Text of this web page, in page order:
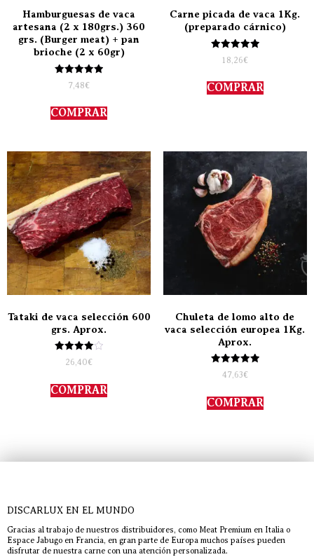
Hamburguesas de vaca
artesana (2 x 180grs.) 360
grs. (Burger meat) + pan
brioche (2 x 60gr)
Valorado
con
de 5
7,48€
COMPRAR
Carne picada de vaca 1Kg.
(preparado cárnico)
Valorado
con
de 5
18,26€
COMPRAR
Tataki de vaca selección 600
grs. Aprox.
Valorado
con
de 5
26,40€
COMPRAR
Chuleta de lomo alto de
vaca selección europea 1Kg.
Aprox.
Valorado
con
de 5
47,63€
COMPRAR
DISCARLUX EN EL MUNDO
Gracias al trabajo de nuestros distribuidores, como Meat Premium en Italia o
Espace Jabugo en Francia, en gran parte de Europa muchos países pueden
disfrutar de nuestra carne con una atención personalizada.